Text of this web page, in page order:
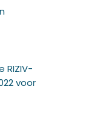
RIZIV-
voor